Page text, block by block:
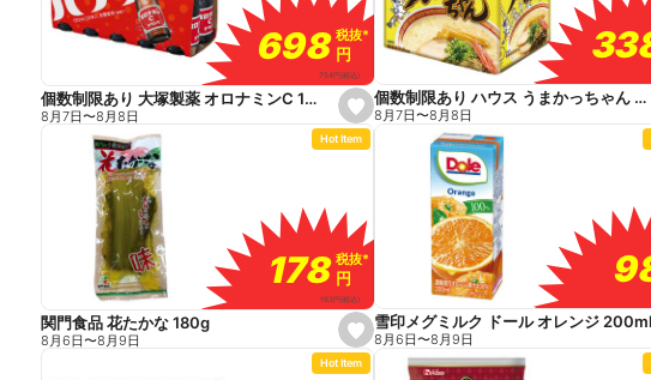
i
t
e
s
e
t
i
t
e
698
698税抜*
税抜*
円
円
754円(税込)
個数制限あり 大塚製薬 オロナミンC 10本入
8月7日〜8月8日
個数制限あり ハウス うまかっちゃん 5食入
8月7日〜8月8日
s
e
t
Hot Item
178
178税抜*
税抜*
円
円
193円(税込)
関門食品 花たかな 180g
8月6日〜8月9日
雪印メグミルク ドール オレンジ 200ml
8月6日〜8月9日
Hot Item